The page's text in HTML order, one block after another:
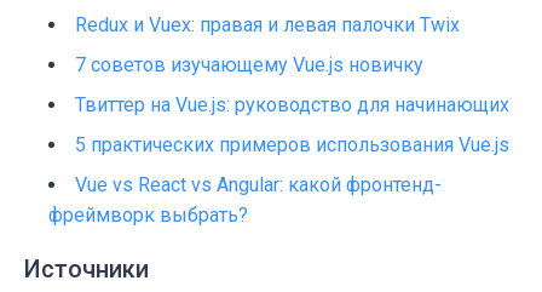
      })
  }
script>
style>
.rr-intersectionable--invisible
Redux и Vuex: правая и левая палочки Twix
7 советов изучающему Vue.js новичку
Твиттер на Vue.js: руководство для начинающих
5 практических примеров использования Vue.js
Vue vs React vs Angular: какой фронтенд-
фреймворк выбрать?
Источники